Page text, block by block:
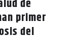
de
primer
del